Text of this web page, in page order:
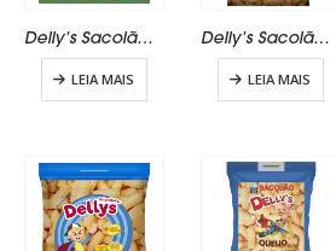
Delly’s Sacolão Carne Seca 100g
LEIA MAIS
Delly’s Sacolão Galinha 140g
LEIA MAIS